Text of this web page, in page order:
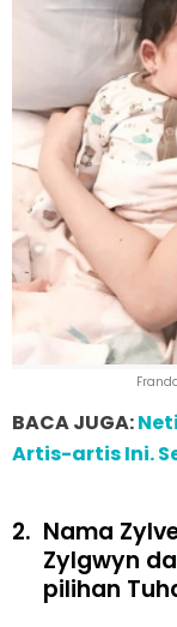
BACA JUGA:
Artis-artis Ini.
2. Nama
Zylgwyn
pilihan